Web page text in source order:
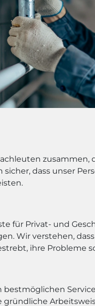
dass unser
für Privat- und
Wir verstehen,
ihre Probleme